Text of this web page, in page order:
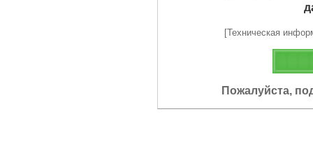
[Техническая
Пожалуйста,